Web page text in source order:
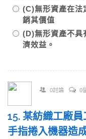
(C)無形資產在法
銷其價值
(D)無形資產不具
濟效益。
0討論 0
15. 某紡織工廠員
手指捲入機器造